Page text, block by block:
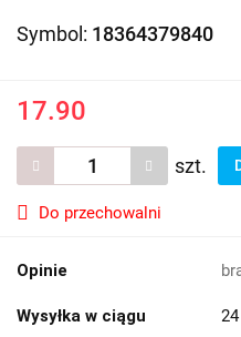
Symbol: 18364379840
17.90
szt.
Do przechowalni
Opinie
Wysyłka w ciągu